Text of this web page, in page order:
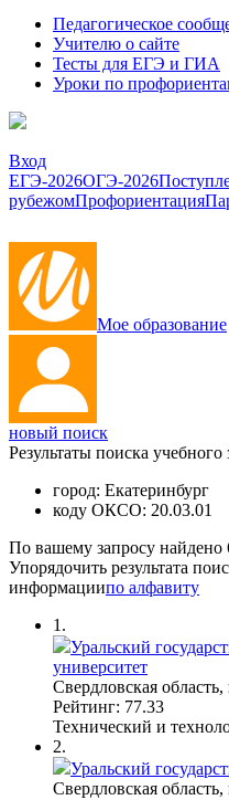
Педагогическое
Учителю о сайте
Тесты для ЕГЭ и ГИА
Уроки по
Вход
ЕГЭ-2026ОГЭ-2026
рубежомПрофориентация
Мое образование
новый поиск
Результаты поиска учебного
город: Екатеринбург
коду ОКСО: 20.03.01
По вашему запросу найдено
Упорядочить результата
информациипо алфавиту
1.
Уральский
университет
Свердловская область,
Рейтинг: 77.33
Технический и
2.
Уральский
Свердловская область,